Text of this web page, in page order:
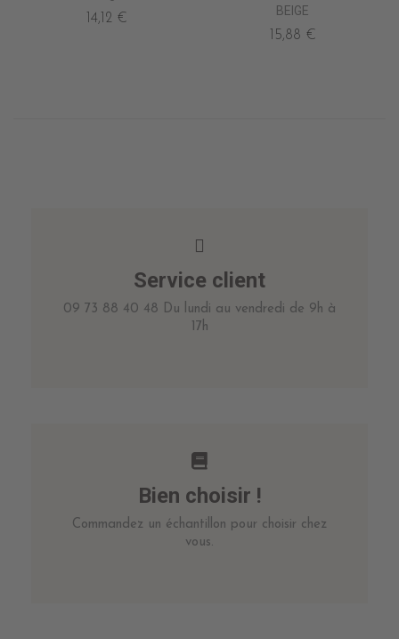
14,12 €
BEIGE
15,88 €
Service client
09 73 88 40 48 Du lundi au vendredi de 9h à
17h
Bien choisir !
Commandez un échantillon pour choisir chez
vous.